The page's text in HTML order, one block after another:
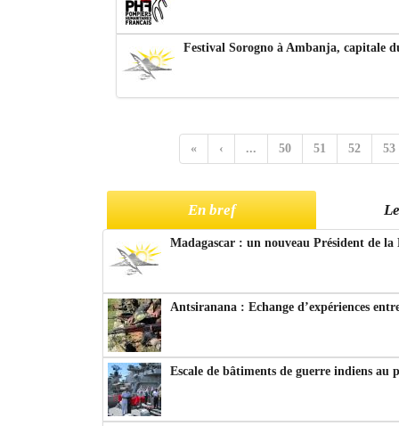
Festival Sorogno à Ambanja, capitale
« ‹ ... 50 51 52 53
En bref
Madagascar : un nouveau Président de
Antsiranana : Echange d’expériences
Escale de bâtiments de guerre indiens au